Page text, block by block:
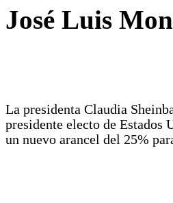
José Luis
La presidenta Claudia
presidente electo de Estados
un nuevo arancel del 25%